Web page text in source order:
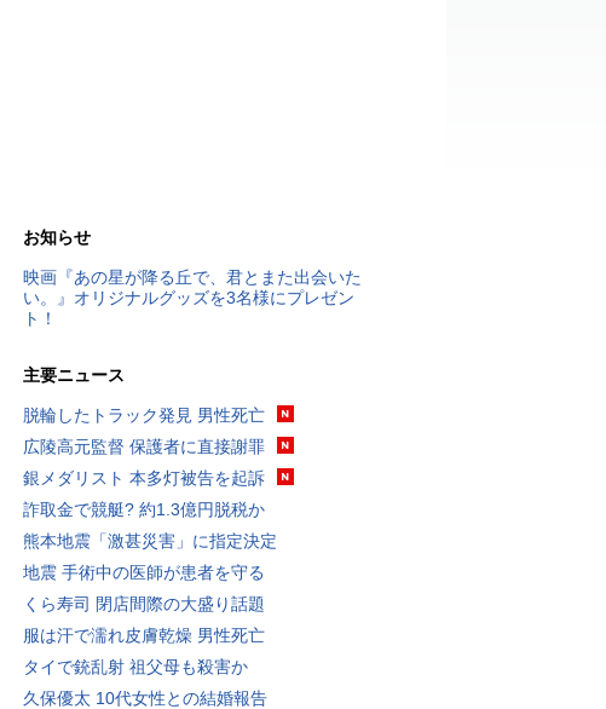
お知らせ
映画『あの星が降る丘で、君とまた出会いた
い。』オリジナルグッズを3名様にプレゼン
ト！
主要ニュース
脱輪したトラック発見 男性死亡
広陵高元監督 保護者に直接謝罪
銀メダリスト 本多灯被告を起訴
詐取金で競艇? 約1.3億円脱税か
熊本地震「激甚災害」に指定決定
地震 手術中の医師が患者を守る
くら寿司 閉店間際の大盛り話題
服は汗で濡れ皮膚乾燥 男性死亡
タイで銃乱射 祖父母も殺害か
久保優太 10代女性との結婚報告